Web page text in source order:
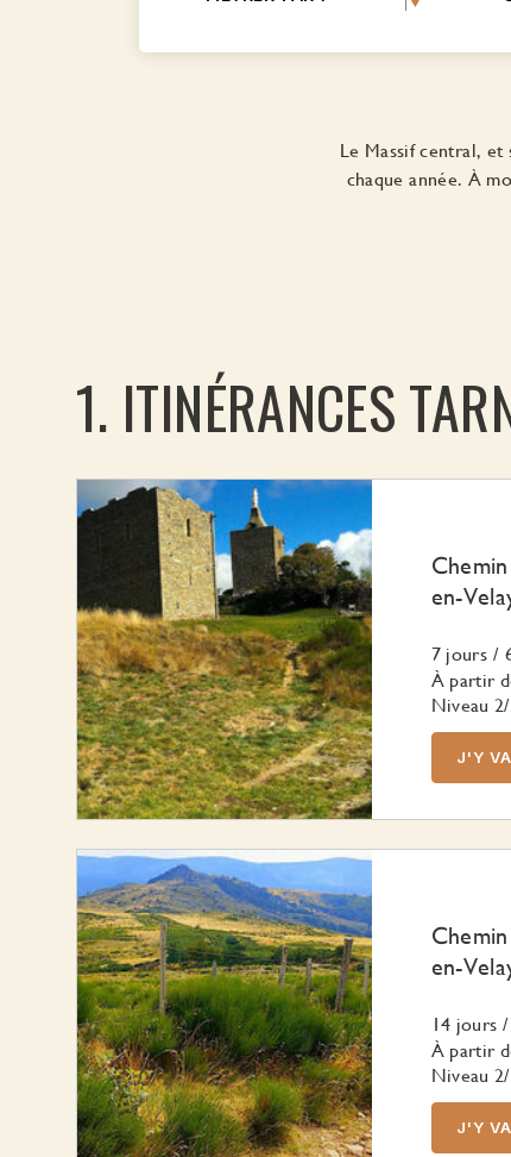
Le Massif central, et
chaque année. À
ITINÉRANCES
en-
7 jours /
À partir
Niveau
J'Y
en-
14 jours /
À partir
Niveau
J'Y